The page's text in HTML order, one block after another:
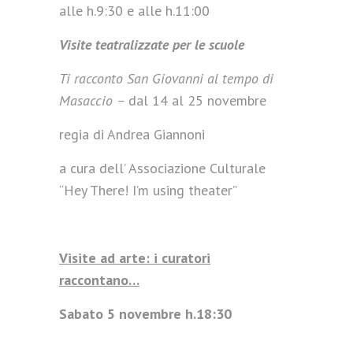
alle h.9:30 e alle h.11:00
Visite teatralizzate per le scuole
Ti racconto San Giovanni al tempo di
Masaccio – dal 14 al 25 novembre
regia di Andrea Giannoni
a cura dell’ Associazione Culturale
“Hey There! I’m using theater”
Visite ad arte: i curatori
raccontano…
Sabato 5 novembre h.18:30